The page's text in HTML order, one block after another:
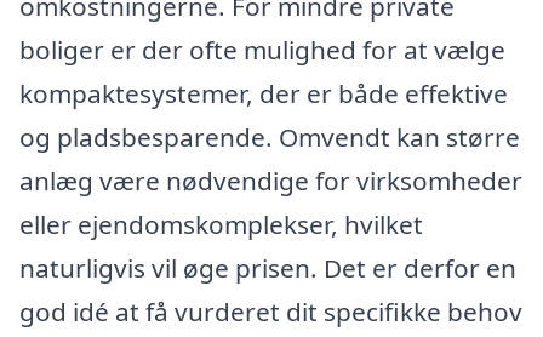
boliger er der ofte mulighed for at vælge
kompaktesystemer, der er både effektive
og pladsbesparende. Omvendt kan større
anlæg være nødvendige for virksomheder
eller ejendomskomplekser, hvilket
naturligvis vil øge prisen. Det er derfor en
god idé at få vurderet dit specifikke behov